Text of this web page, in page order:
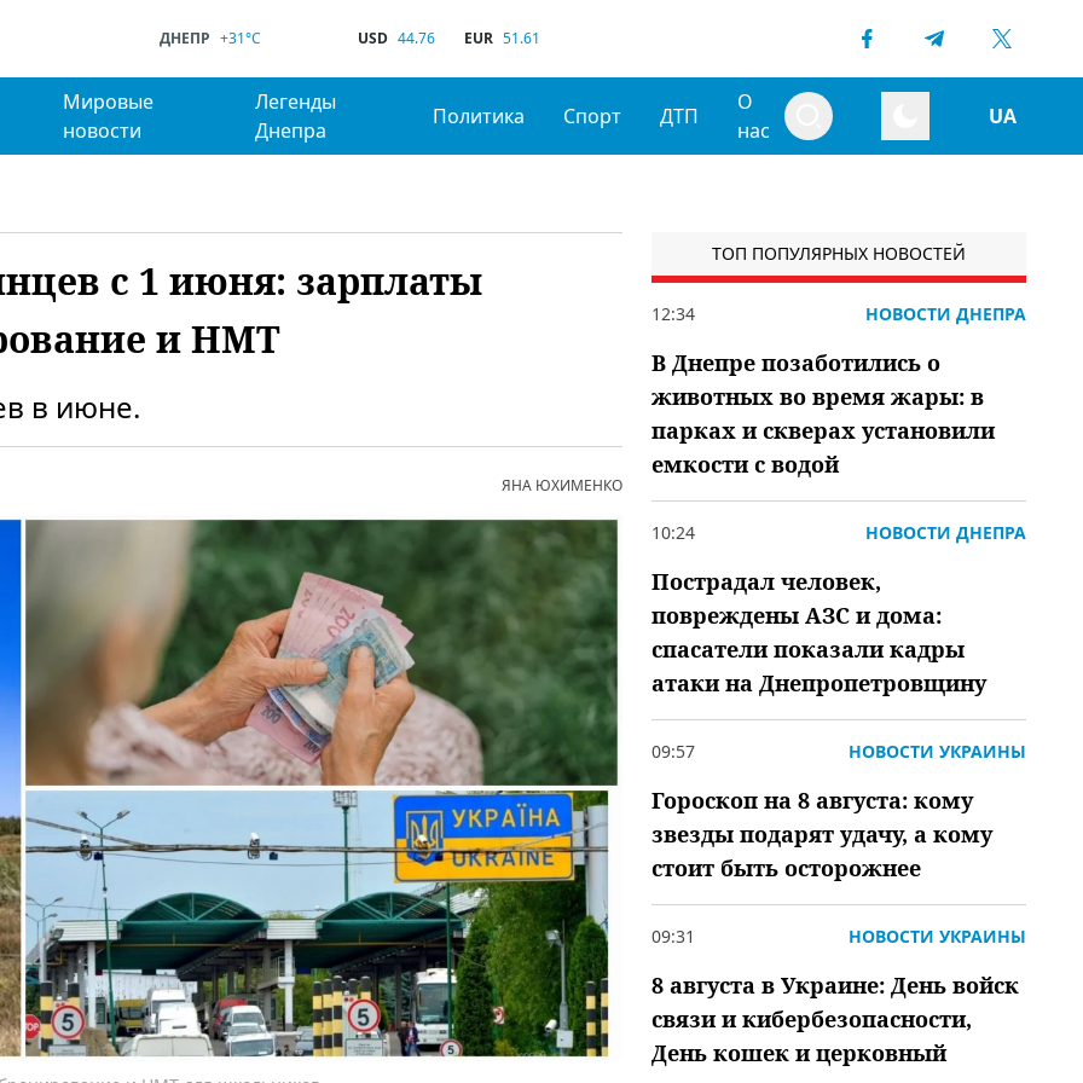
ДНЕПР +31°C USD 44.76 EUR 51.61
Мировые
новости
Легенды
Днепра
Политика Спорт ДТП
О
нас
UA
с 1 июня: зарплаты
и НМТ
в июне.
ЯНА ЮХИМЕНКО
ТОП ПОПУЛЯРНЫХ НОВОСТЕЙ
12:34 НОВОСТИ ДНЕПРА
В Днепре позаботились о
животных во время жары: в
парках и скверах установили
емкости с водой
10:24 НОВОСТИ ДНЕПРА
Пострадал человек,
повреждены АЗС и дома:
спасатели показали кадры
атаки на Днепропетровщину
09:57 НОВОСТИ УКРАИНЫ
Гороскоп на 8 августа: кому
звезды подарят удачу, а кому
стоит быть осторожнее
09:31 НОВОСТИ УКРАИНЫ
8 августа в Украине: День войск
связи и кибербезопасности,
День кошек и церковный